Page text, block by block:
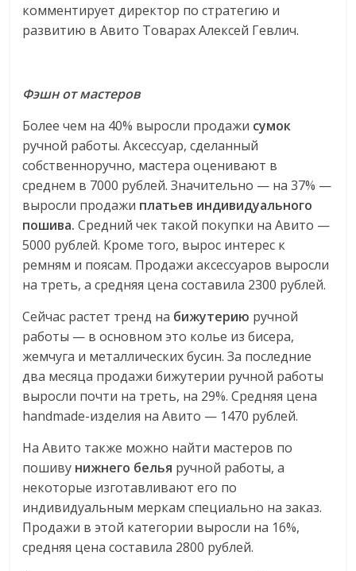
комментирует директор по стратегию и
развитию в Авито Товарах Алексей Гевлич.
Фэшн от мастеров
Более чем на 40% выросли продажи сумок
ручной работы. Аксессуар, сделанный
собственноручно, мастера оценивают в
среднем в 7000 рублей. Значительно — на 37% —
выросли продажи платьев индивидуального
пошива. Средний чек такой покупки на Авито —
5000 рублей. Кроме того, вырос интерес к
ремням и поясам. Продажи аксессуаров выросли
на треть, а средняя цена составила 2300 рублей.
Сейчас растет тренд на бижутерию ручной
работы — в основном это колье из бисера,
жемчуга и металлических бусин. За последние
два месяца продажи бижутерии ручной работы
выросли почти на треть, на 29%. Средняя цена
handmade-изделия на Авито — 1470 рублей.
На Авито также можно найти мастеров по
пошиву нижнего белья ручной работы, а
некоторые изготавливают его по
индивидуальным меркам специально на заказ.
Продажи в этой категории выросли на 16%,
средняя цена составила 2800 рублей.